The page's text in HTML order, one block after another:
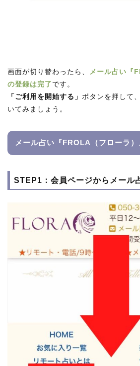
画面が切り替わったら、 メール占い『
の登録は完了です。
「ご利用を開始する」 ボタンを押して
いてみましょう。
メール占い『FROLA（フローラ
STEP1：会員ページからメール